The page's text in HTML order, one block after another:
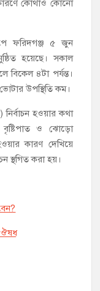
কোথাও কোনো
ফরিদগঞ্জ ৫ জুন
হয়েছে। সকাল
বিকেল ৪টা পর্যন্ত।
উপস্থিতি কম।
হওয়ার কথা
বৃষ্টিপাত ও ঝোড়ো
কারণ দেখিয়ে
স্থগিত করা হয়।
ঔষধ